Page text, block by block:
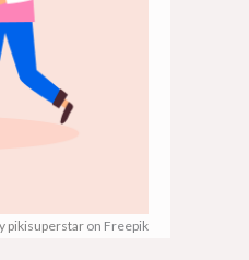
pikisuperstar on Freepik